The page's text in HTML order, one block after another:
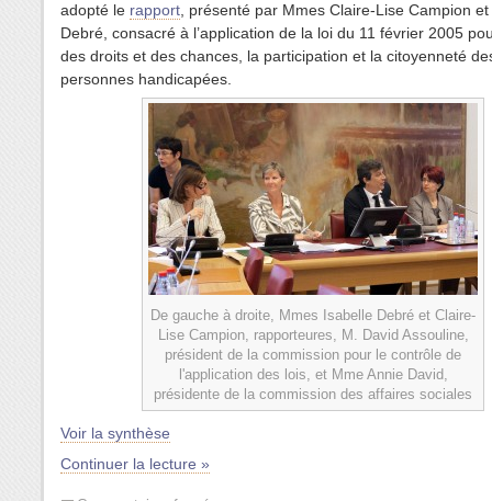
adopté le rapport , présenté par Mmes Claire-Lise Campion
Debré, consacré à l’application de la loi du 11 février 2005
des droits et des chances, la participation et la citoyenneté
personnes handicapées.
De gauche à droite, Mmes Isabelle Debré et Claire-
Lise Campion, rapporteures, M. David Assouline,
président de la commission pour le contrôle de
l'application des lois, et Mme Annie David,
présidente de la commission des affaires sociales
Voir la synthèse
Continuer la lecture »